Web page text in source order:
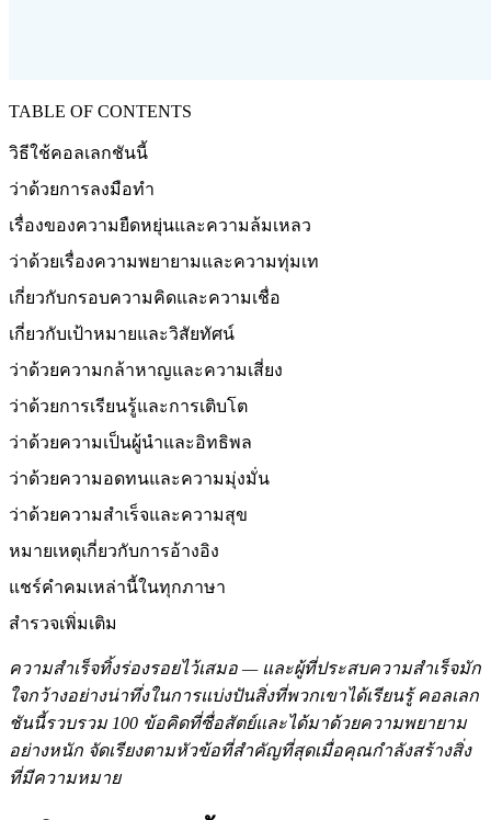
TABLE OF CONTENTS
วิธีใช้คอลเลกชันนี้
ว่าด้วยการลงมือทำ
เรื่องของความยืดหยุ่นและความล้มเหลว
ว่าด้วยเรื่องความพยายามและความทุ่มเท
เกี่ยวกับกรอบความคิดและความเชื่อ
เกี่ยวกับเป้าหมายและวิสัยทัศน์
ว่าด้วยความกล้าหาญและความเสี่ยง
ว่าด้วยการเรียนรู้และการเติบโต
ว่าด้วยความเป็นผู้นำและอิทธิพล
ว่าด้วยความอดทนและความมุ่งมั่น
ว่าด้วยความสำเร็จและความสุข
หมายเหตุเกี่ยวกับการอ้างอิง
แชร์คำคมเหล่านี้ในทุกภาษา
สำรวจเพิ่มเติม
ความสำเร็จทิ้งร่องรอยไว้เสมอ — และผู้ที่ประสบความสำเร็จมัก
ใจกว้างอย่างน่าทึ่งในการแบ่งปันสิ่งที่พวกเขาได้เรียนรู้ คอลเลก
ชันนี้รวบรวม 100 ข้อคิดที่ซื่อสัตย์และได้มาด้วยความพยายาม
อย่างหนัก จัดเรียงตามหัวข้อที่สำคัญที่สุดเมื่อคุณกำลังสร้างสิ่ง
ที่มีความหมาย